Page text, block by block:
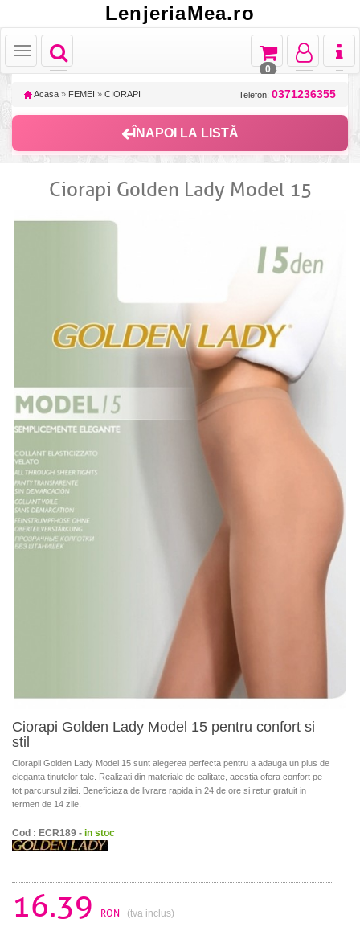
LenjeriaMea.ro
Toggle
navigation
Toggle
Toggle
navigation
Toggle
navigation
Toggle
navigation
0
Acasa » FEMEI » CIORAPI Telefon: 0371236355
ÎNAPOI LA LISTĂ
Ciorapi Golden Lady Model 15
Ciorapi Golden Lady Model 15 pentru confort si
stil
Ciorapii Golden Lady Model 15 sunt alegerea perfecta pentru a adauga un plus de
eleganta tinutelor tale. Realizati din materiale de calitate, acestia ofera confort pe
tot parcursul zilei. Beneficiaza de livrare rapida in 24 de ore si retur gratuit in
termen de 14 zile.
Cod : ECR189 - in stoc
16.39 RON (tva inclus)